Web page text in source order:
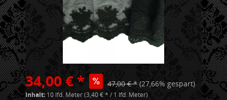
34,00 € * 47,00 € * (27,66% gespart)
Inhalt: 10 lfd. Meter (3,40 € * / 1 lfd. Meter)